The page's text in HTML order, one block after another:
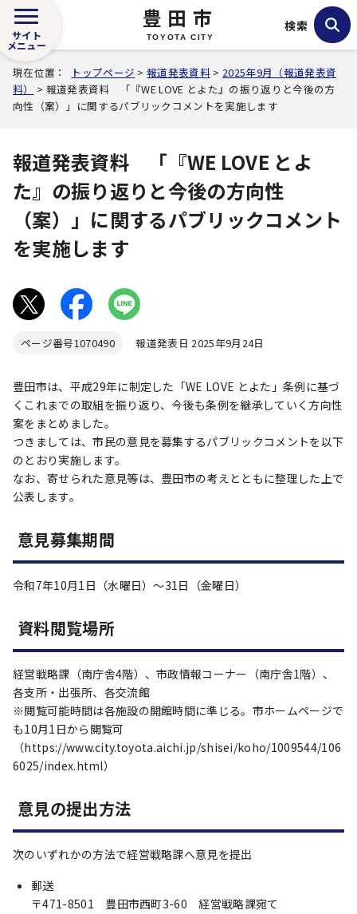
豊田市
TOYOTA CITY
サイト
メニュー
検索
現在位置： トップページ >報道発表資料 >2025年9月（報道発表資
料）
> 報道発表資料 「『WE LOVE とよた』の振り返りと今後の方
向性（案）」に関するパブリックコメントを実施します
報道発表資料 「『WE LOVE とよ
た』の振り返りと今後の方向性
（案）」に関するパブリックコメント
を実施します
ページ番号1070490 報道発表日 2025年9月24日
豊田市は、平成29年に制定した「WE LOVE とよた」条例に基づ
くこれまでの取組を振り返り、今後も条例を継承していく方向性
案をまとめました。
つきましては、市民の意見を募集するパブリックコメントを以下
のとおり実施します。
なお、寄せられた意見等は、豊田市の考えとともに整理した上で
公表します。
意見募集期間
令和7年10月1日（水曜日）～31日（金曜日）
資料閲覧場所
経営戦略課（南庁舎4階）、市政情報コーナー（南庁舎1階）、
各支所・出張所、各交流館
※閲覧可能時間は各施設の開館時間に準じる。市ホームページで
も10月1日から閲覧可
（https://www.city.toyota.aichi.jp/shisei/koho/1009544/106
6025/index.html）
意見の提出方法
次のいずれかの方法で経営戦略課へ意見を提出
郵送
〒471-8501 豊田市西町3-60 経営戦略課宛て